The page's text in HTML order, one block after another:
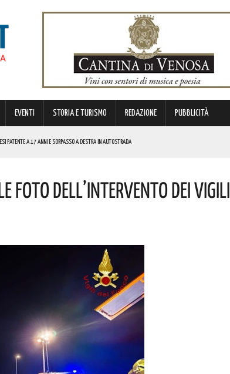
EVENTI STORIA E TURISMO REDAZIONE PUBBLICITÀ
PATENTE A 17 ANNI E SORPASSO A DESTRA IN AUTOSTRADA
DI DROGA! L’OPERAZIONE
ALLE TASSE
Foto Dell’intervento Dei Vigili